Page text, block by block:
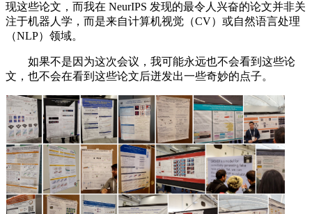
现这些论文，而我在 NeurIPS 发现的最令人兴奋的论文并非关
注于机器人学，而是来自计算机视觉（CV）或自然语言处理
（NLP）领域。
如果不是因为这次会议，我可能永远也不会看到这些论
文，也不会在看到这些论文后迸发出一些奇妙的点子。